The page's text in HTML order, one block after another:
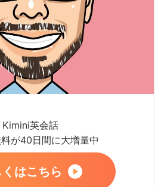
Kimini英会話
が40日間に大増量中
はこちら